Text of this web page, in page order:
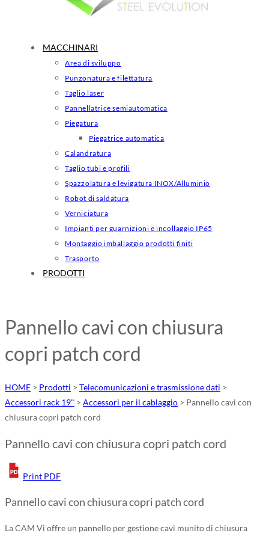
MACCHINARI
Area di sviluppo
Punzonatura e filettatura
Taglio laser
Pannellatrice semiautomatica
Piegatura
Piegatrice automatica
Calandratura
Taglio tubi e profili
Spazzolatura e levigatura INOX/Alluminio
Robot di saldatura
Verniciatura
Impianti per guarnizioni e incollaggio IP65
Montaggio imballaggio prodotti finiti
Trasporto
PRODOTTI
Pannello cavi con chiusura
copri patch cord
HOME > Prodotti > Telecomunicazioni e trasmissione dati >
Accessori rack 19" > Accessori per il cablaggio > Pannello cavi con
chiusura copri patch cord
Pannello cavi con chiusura copri patch cord
Print PDF
Pannello cavi con chiusura copri patch cord
La CAM Vi offre un pannello per gestione cavi munito di chiusura